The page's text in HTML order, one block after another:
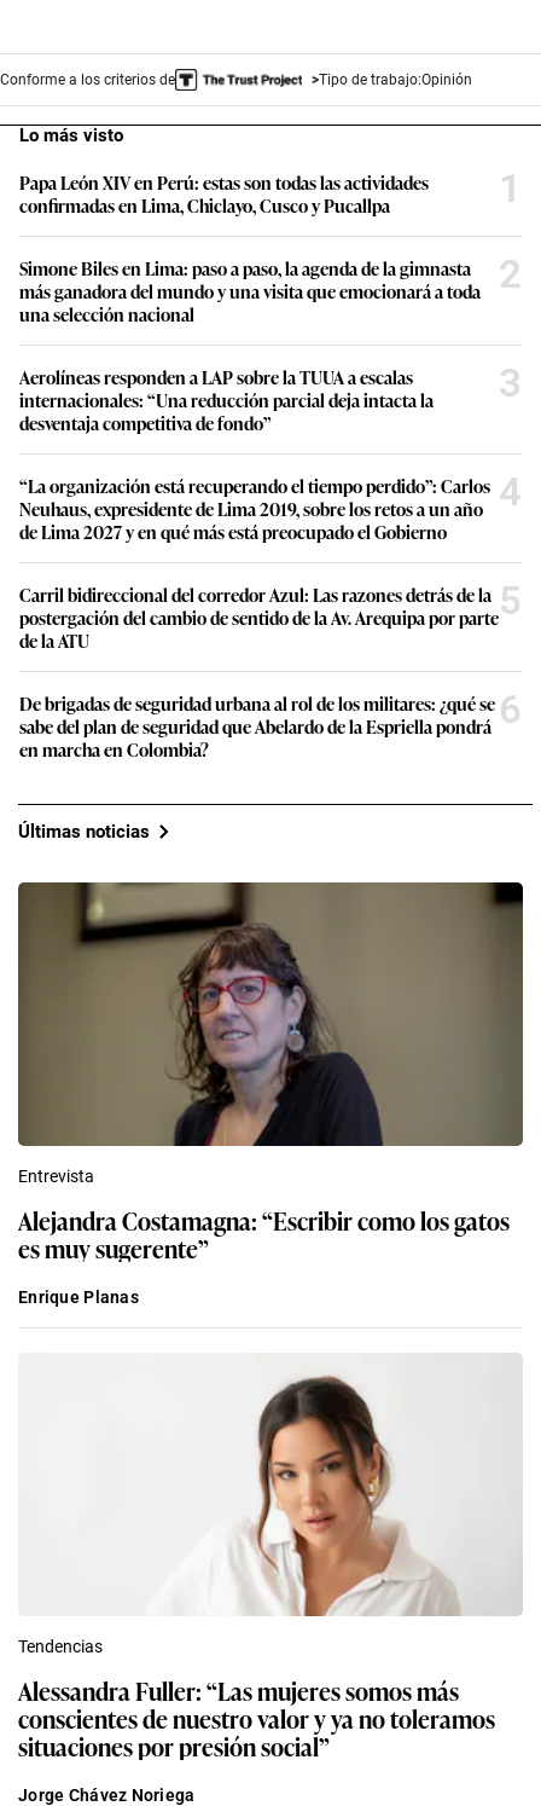
Conforme a los criterios de Tipo de trabajo:Opinión
Lo más visto
Papa León XIV en Perú: estas son todas las actividades
confirmadas en Lima, Chiclayo, Cusco y Pucallpa
1
Simone Biles en Lima: paso a paso, la agenda de la gimnasta
más ganadora del mundo y una visita que emocionará a toda
una selección nacional
2
Aerolíneas responden a LAP sobre la TUUA a escalas
internacionales: “Una reducción parcial deja intacta la
desventaja competitiva de fondo”
3
“La organización está recuperando el tiempo perdido”: Carlos
Neuhaus, expresidente de Lima 2019, sobre los retos a un año
de Lima 2027 y en qué más está preocupado el Gobierno
4
Carril bidireccional del corredor Azul: Las razones detrás de la
postergación del cambio de sentido de la Av. Arequipa por parte
de la ATU
5
De brigadas de seguridad urbana al rol de los militares: ¿qué se
sabe del plan de seguridad que Abelardo de la Espriella pondrá
en marcha en Colombia?
6
Últimas noticias
Entrevista
Alejandra Costamagna: “Escribir como los gatos
es muy sugerente”
Enrique Planas
Tendencias
Alessandra Fuller: “Las mujeres somos más
conscientes de nuestro valor y ya no toleramos
situaciones por presión social”
Jorge Chávez Noriega